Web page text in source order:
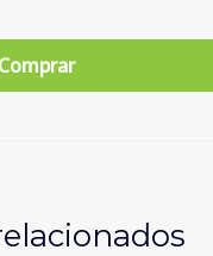
Comprar